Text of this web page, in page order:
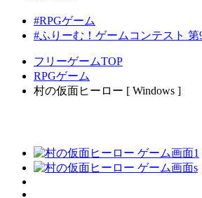
#RPGゲーム
#ふりーむ！ゲームコンテスト 第
フリーゲームTOP
RPGゲーム
村の仮面ヒーロー [ Windows ]